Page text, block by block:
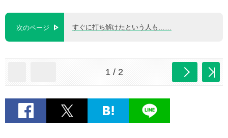
次のページ すぐに打ち解けたという人も……
1 / 2